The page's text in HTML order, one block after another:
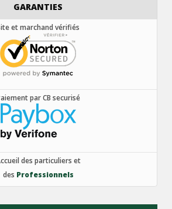
GARANTIES
et marchand vérifiés
par CB securisé
des particuliers et
des Professionnels